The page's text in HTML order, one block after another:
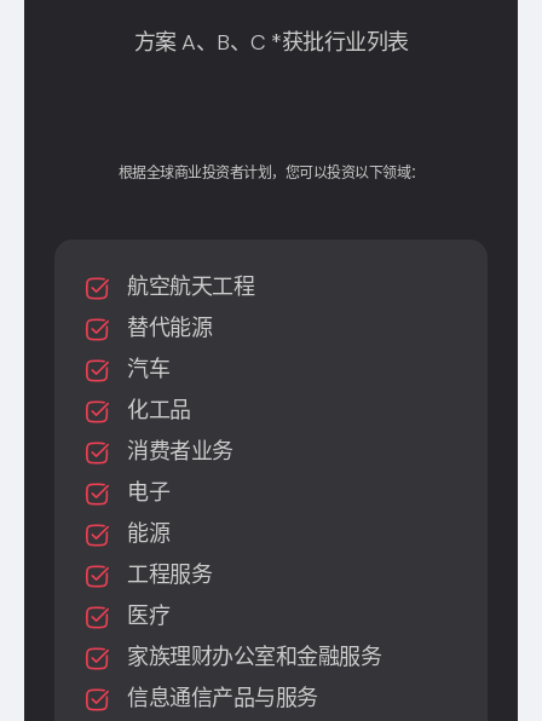
方案 A、B、C *获批行业列表
根据全球商业投资者计划，您可以投资以下领域：
航空航天工程
替代能源
汽车
化工品
消费者业务
电子
能源
工程服务
医疗
家族理财办公室和金融服务
信息通信产品与服务